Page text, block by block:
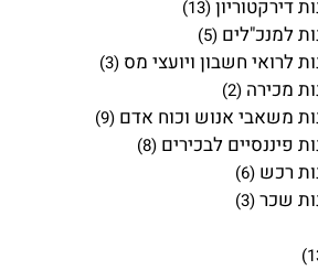
דירקטוריון(13)
למנכ"לים (5)
לרואי חשבון ויועצי מס (3)
מכירה (2)
משאבי אנוש וכוח אדם (9)
פיננסיים לבכירים (8)
רכש (6)
שכר(3)